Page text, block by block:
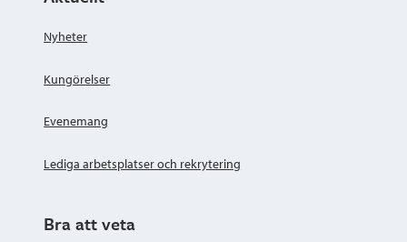
Nyheter
Kungörelser
Evenemang
Lediga arbetsplatser och rekrytering
Bra att veta